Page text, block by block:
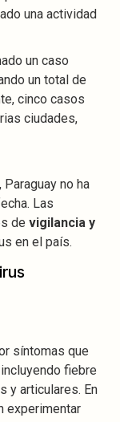
una actividad
un caso
un total de
cinco casos
ciudades,
no ha
Las
de vigilancia y
en el país.
síntomas que
fiebre
y articulares. En
experimentar